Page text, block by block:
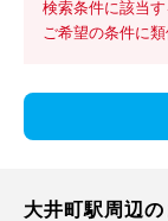
検索条件に該当
ご希望の条件に
大井町駅周辺